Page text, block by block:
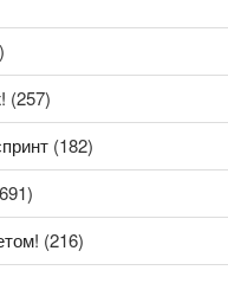
(257)
(182)
(216)